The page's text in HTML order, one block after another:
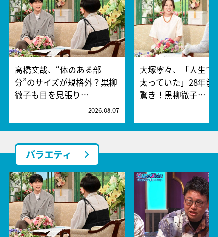
高橋文哉、“体のある部
分”のサイズが規格外？黒柳
徹子も目を見張り…
2026.08.07
大塚寧々、「人生で
太っていた」28年前
驚き！黒柳徹子…
バラエティ